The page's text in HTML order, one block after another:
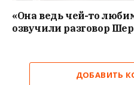
«Она ведь чей-то
озвучили разговор
ДОБАВИТЬ